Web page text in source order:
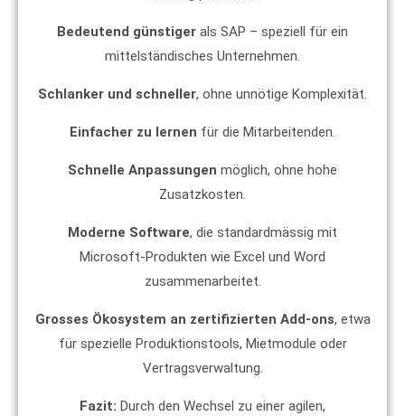
Bedeutend günstiger als SAP – speziell für ein
mittelständisches Unternehmen.
Schlanker und schneller, ohne unnötige Komplexität.
Einfacher zu lernen für die Mitarbeitenden.
Schnelle Anpassungen möglich, ohne hohe
Zusatzkosten.
Moderne Software, die standardmässig mit
Microsoft-Produkten wie Excel und Word
zusammenarbeitet.
Grosses Ökosystem an zertifizierten Add-ons, etwa
für spezielle Produktionstools, Mietmodule oder
Vertragsverwaltung.
Fazit: Durch den Wechsel zu einer agilen,